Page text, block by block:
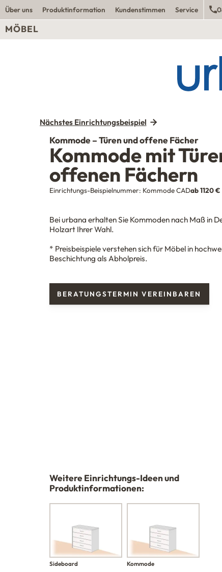
Über uns Produktinformation Kundenstimmen Service
MÖBEL
Nächstes Einrichtungsbeispiel
Kommode – Türen und offene Fächer
Kommode mit
offenen Fächern
Einrichtungs-Beispielnummer: Kommode CADab 1120 €
Bei urbana erhalten Sie Kommoden nach Maß in
Holzart Ihrer Wahl.
* Preisbeispiele verstehen sich für Möbel in
Beschichtung als Abholpreis.
BERATUNGSTERMIN VEREINBAREN
Weitere Einrichtungs-Ideen und
Produktinformationen:
Sideboard Kommode